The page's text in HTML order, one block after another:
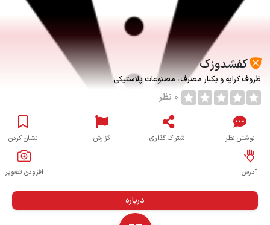
کفشدوزک
ظروف کرایه و یکبار مصرف مصنوعات پلاستیکی
0 نظر
نوشتن نظر اشتراک گذاری گزارش نشان کردن
آدرس افزودن تصویر
درباره